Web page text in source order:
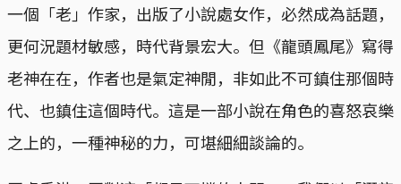
一個「老」作家，出版了小說處女作，必然成為話題，
更何況題材敏感，時代背景宏大。但《龍頭鳳尾》寫得
老神在在，作者也是氣定神閒，非如此不可鎮住那個時
代、也鎮住這個時代。這是一部小說在角色的喜怒哀樂
之上的，一種神秘的力，可堪細細談論的。